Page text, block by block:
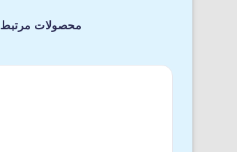
محصولات مرتبط